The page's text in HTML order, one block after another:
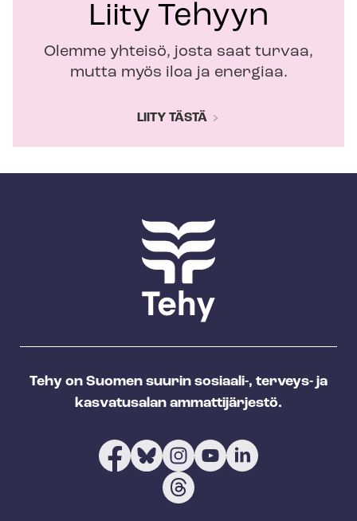
Liity Tehyyn
Olemme yhteisö, josta saat turvaa,
mutta myös iloa ja energiaa.
LIITY TÄSTÄ
Tehy on Suomen suurin sosiaali-, terveys- ja
kasvatusalan ammattijärjestö.